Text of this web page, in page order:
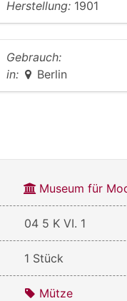
Herstellung: 1901
Gebrauch:
in:
Berlin
Museum für
04 5 K VI. 1
1 Stück
Mütze